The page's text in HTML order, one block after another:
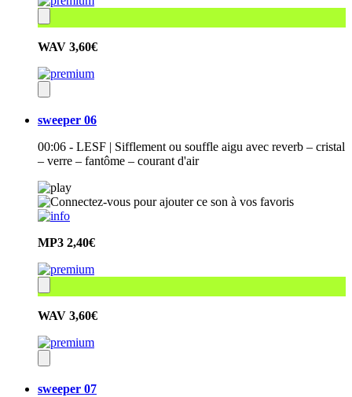
WAV 3,60€
sweeper 06
00:06 - LESF | Sifflement ou souffle aigu avec reverb – cristal
– verre – fantôme – courant d'air
MP3 2,40€
WAV 3,60€
sweeper 07